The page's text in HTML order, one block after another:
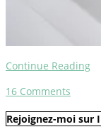
Continue Reading
16 Comments
Rejoignez-moi sur